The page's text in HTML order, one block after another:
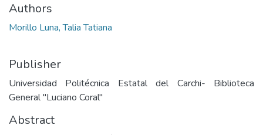
Authors
Morillo Luna, Talia Tatiana
Publisher
Universidad Politécnica Estatal del Carchi- Biblioteca
General "Luciano Coral"
Abstract